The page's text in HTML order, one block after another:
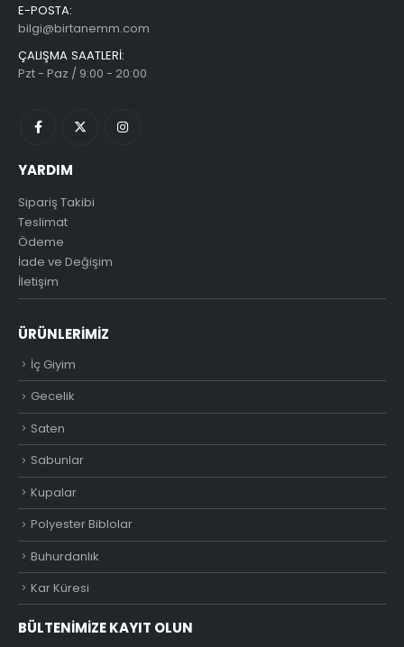
E-POSTA:
bilgi@birtanemm.com
ÇALIŞMA SAATLERI:
Pzt - Paz / 9:00 - 20:00
YARDIM
Sipariş Takibi
Teslimat
Ödeme
İade ve Değişim
İletişim
ÜRÜNLERIMIZ
İç Giyim
Gecelik
Saten
Sabunlar
Kupalar
Polyester Biblolar
Buhurdanlık
Kar Küresi
BÜLTENIMIZE KAYIT OLUN